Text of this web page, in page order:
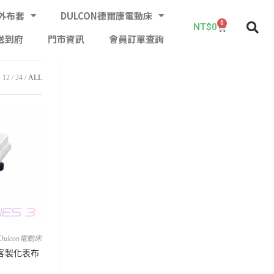
布套
DULCON德爾康電動床
到府
門市資訊 會員訂單查詢
NT$0 0
12 24 ALL
電動床
製化表布